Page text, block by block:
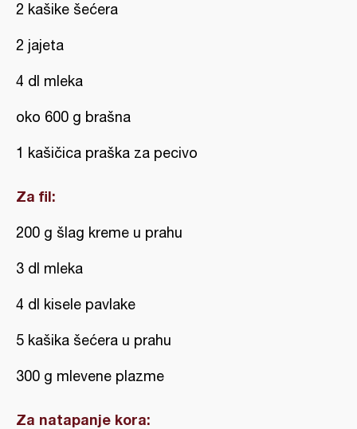
2 kašike šećera
2 jajeta
4 dl mleka
oko 600 g brašna
1 kašičica praška za pecivo
Za fil:
200 g šlag kreme u prahu
3 dl mleka
4 dl kisele pavlake
5 kašika šećera u prahu
300 g mlevene plazme
Za natapanje kora: